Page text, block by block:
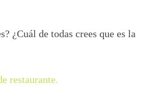
¿Cuál de todas crees que es la
restaurante.